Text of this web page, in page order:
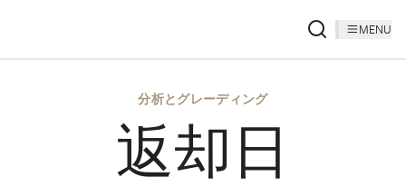
MENU
分析とグレーディング
返却日